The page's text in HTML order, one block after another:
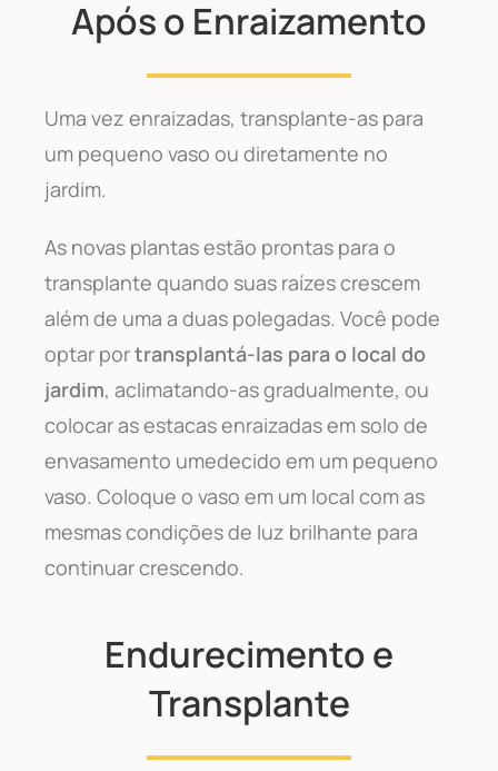
Após o Enraizamento
Uma vez enraizadas, transplante-as para
um pequeno vaso ou diretamente no
jardim.
As novas plantas estão prontas para o
transplante quando suas raízes crescem
além de uma a duas polegadas. Você pode
optar portransplantá-las para o local do
jardim, aclimatando-as gradualmente, ou
colocar as estacas enraizadas em solo de
envasamento umedecido em um pequeno
vaso. Coloque o vaso em um local com as
mesmas condições de luz brilhante para
continuar crescendo.
Endurecimento e
Transplante